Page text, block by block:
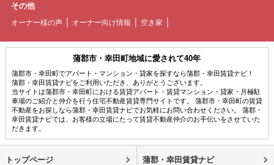
その他
オーナー様の声 オーナー向け情報 空き家
蒲郡市・幸田町地域に愛されて40年
蒲郡市・幸田町でアパート・マンション・貸家を探すなら蒲郡・幸田賃貸ナビ！
蒲郡・幸田賃貸ナビをご利用いただき、ありがとうございます。
当サイトは蒲郡市・幸田町における賃貸アパート・賃貸マンション・貸家・月極駐
車場のご紹介と仲介を行う住宅不動産賃貸専門サイトです。 蒲郡市・幸田町の賃貸
不動産をお探しなら蒲郡・幸田賃貸ナビでお気軽にお問い合わせください。 蒲郡・
幸田賃貸ナビでは、お客様の立場にたって賃貸不動産仲介のお手伝いをさせていた
だきます。
トップページ 蒲郡・幸田賃貸ナビ